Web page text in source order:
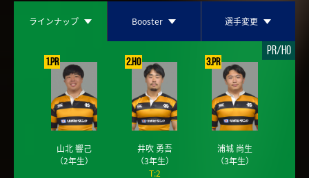
ラインナップ Booster 選手変更
1.PR
山北 響己
（2年生）
2.HO
井吹 勇吾
（3年生）
T:2
3.PR
浦城 尚生
（3年生）
PR/HO